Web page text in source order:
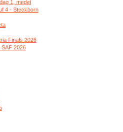
1, medel
4 - Steckborn
Finals 2026
2026